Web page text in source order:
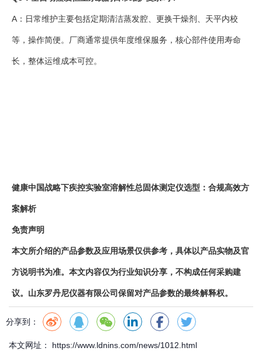
A：日常维护主要包括定期清洁蒸发腔、更换干燥剂、天平内校
等，操作简便。厂商通常提供年度维保服务，核心部件使用寿命
长，整体运维成本可控。
健康中国战略下疾控实验室溶解性总固体测定仪选型：合规高效方
案解析
免责声明
本文所介绍的产品参数及应用场景仅供参考，具体以产品实物及官
方说明书为准。本文内容仅为行业知识分享，不构成任何采购建
议。山东罗丹尼仪器有限公司保留对产品参数的最终解释权。
分享到：
本文网址： https://www.ldnins.com/news/1012.html